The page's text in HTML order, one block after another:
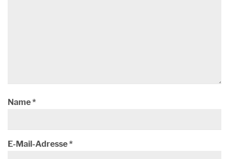
Name*
E-Mail-Adresse*